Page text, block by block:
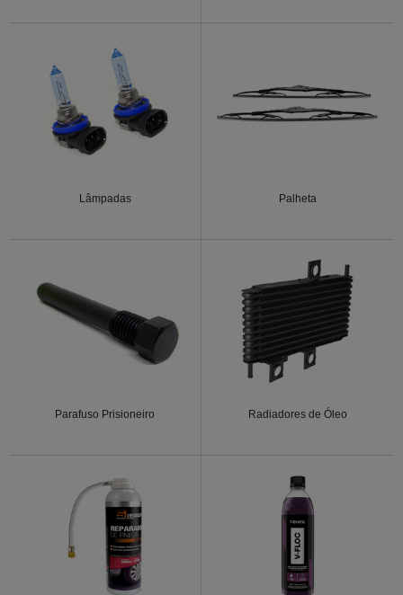
Lâmpadas Palheta
Parafuso Prisioneiro Radiadores de Óleo